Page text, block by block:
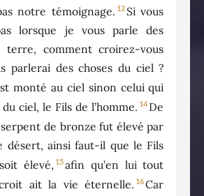
notre témoignage. 12 Si vous
lorsque je vous parle des
terre, comment croirez-vous
parlerai des choses du ciel ?
monté au ciel sinon celui qui
ciel, le Fils de l’homme. 14 De
de bronze fut élevé par
désert, ainsi faut-il que le Fils
élevé, 15afin qu’en lui tout
ait la vie éternelle. 16Car